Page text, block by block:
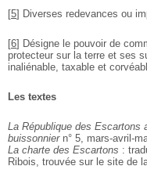
[5] Diverses redevances ou
[6] Désigne le pouvoir de
protecteur sur la terre et ses
inaliénable, taxable et
Les textes
La République des Escartons
buissonniern° 5, mars-avril-
La charte des Escartons :
Ribois, trouvée sur le site de